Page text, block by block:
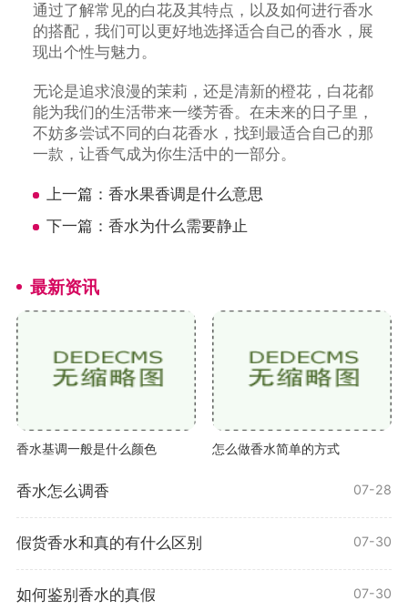
通过了解常见的白花及其特点，以及如何进行香水
的搭配，我们可以更好地选择适合自己的香水，展
现出个性与魅力。
无论是追求浪漫的茉莉，还是清新的橙花，白花都
能为我们的生活带来一缕芳香。在未来的日子里，
不妨多尝试不同的白花香水，找到最适合自己的那
一款，让香气成为你生活中的一部分。
上一篇： 香水果香调是什么意思
下一篇： 香水为什么需要静止
最新资讯
香水基调一般是什么颜色 怎么做香水简单的方式
香水怎么调香 07-28
假货香水和真的有什么区别 07-30
如何鉴别香水的真假 07-30